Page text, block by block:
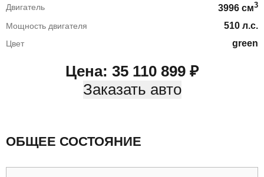
Двигатель 3996 cм3
Мощность двигателя 510 л.с.
Цвет green
Цена: 35 110 899 ₽
Заказать авто
ОБЩЕЕ СОСТОЯНИЕ